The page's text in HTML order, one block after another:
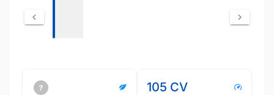
105 CV